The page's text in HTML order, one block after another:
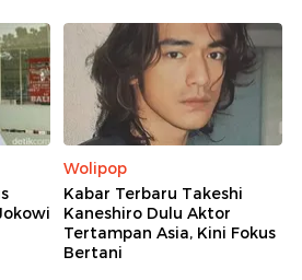
Wolipop
Kabar Terbaru Takeshi
Kaneshiro Dulu Aktor
Tertampan Asia, Kini Fokus
Bertani